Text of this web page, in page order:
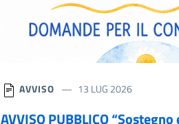
AVVISO 13 LUG 2026
AVVISO PUBBLICO